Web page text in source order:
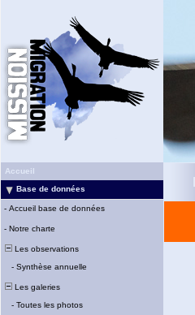
Accueil
Base de données
- Accueil base de données
- Notre charte
Les observations
- Synthèse annuelle
Les galeries
- Toutes les photos